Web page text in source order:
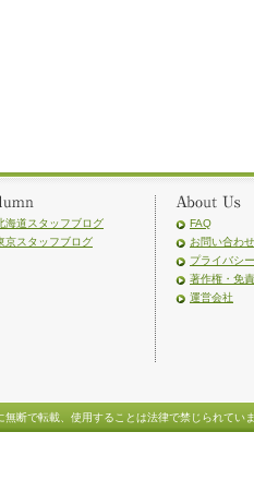
海道スタッフブログ
京スタッフブログ
FAQ
お問い合わせ
プライバシ
著作権・免
運営会社
断で転載、使用することは法律で禁じられてい